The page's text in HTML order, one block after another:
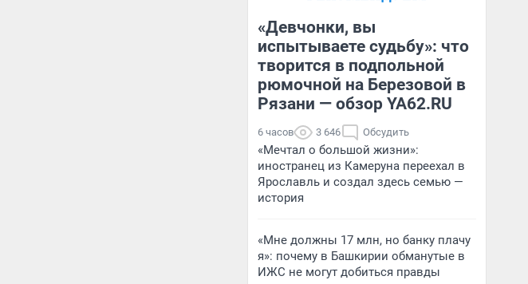
«Девчонки, вы
испытываете судьбу»: что
творится в подпольной
рюмочной на Березовой в
Рязани — обзор YA62.RU
6 часов 3 646 Обсудить
«Мечтал о большой жизни»:
иностранец из Камеруна переехал в
Ярославль и создал здесь семью —
история
«Мне должны 17 млн, но банку плачу
я»: почему в Башкирии обманутые в
ИЖС не могут добиться правды